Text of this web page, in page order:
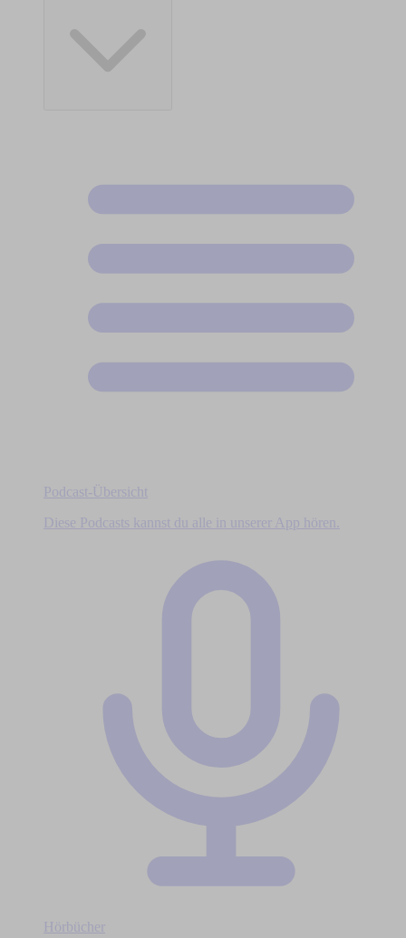
Podcast-Übersicht
Diese Podcasts kannst du alle in unserer App hören.
Hörbücher